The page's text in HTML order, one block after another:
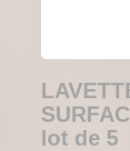
lot de 5